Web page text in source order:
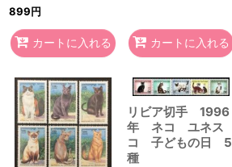
899円
カートに入れる カートに入れる
リビア切手 1996
年 ネコ ユネス
コ 子どもの日 5
種